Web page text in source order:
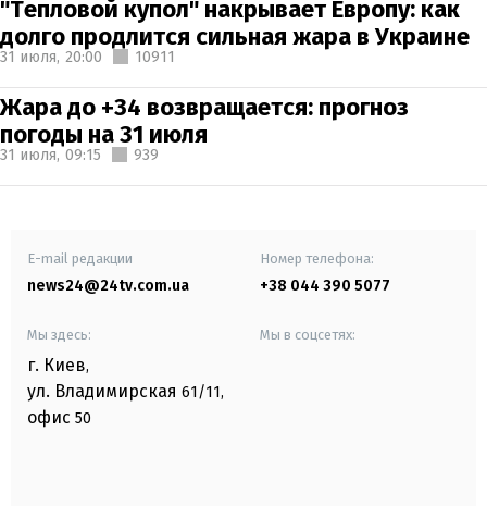
"Тепловой купол" накрывает Европу: как
долго продлится сильная жара в Украине
31 июля, 20:00 10911
Жара до +34 возвращается: прогноз
погоды на 31 июля
31 июля, 09:15 939
E-mail редакции
news24@24tv.com.ua
Номер телефона:
+38 044 390 5077
Мы здесь:
г. Киев,
ул. Владимирская 61/11,
офис 50
Мы в соцсетях: